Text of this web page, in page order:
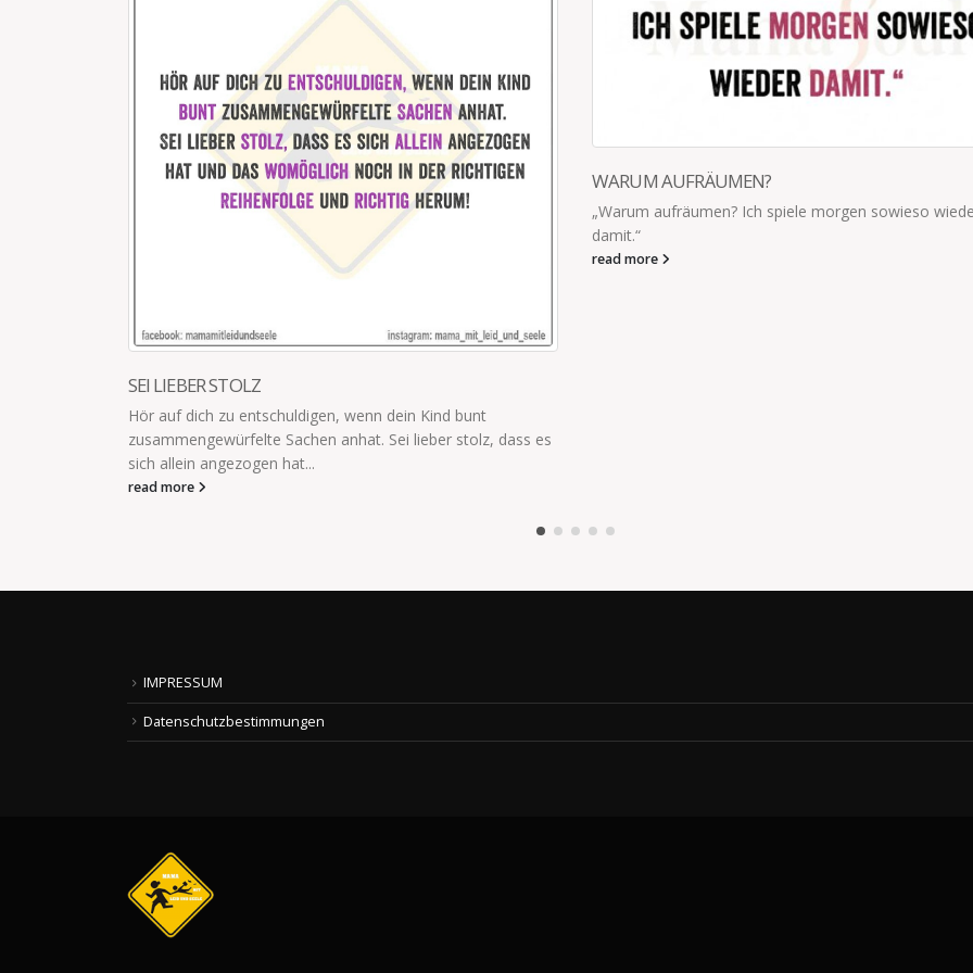
SEI LIEBER STOLZ
Hör auf dich zu entschuldigen, wenn dein Kind bunt
zusammengewürfelte Sachen anhat. Sei lieber stolz, dass es
sich allein angezogen hat...
read more
WARUM AUFRÄUMEN?
„Warum aufräumen? Ich spiele morgen sowieso
damit.“
read more
IMPRESSUM
Datenschutzbestimmungen